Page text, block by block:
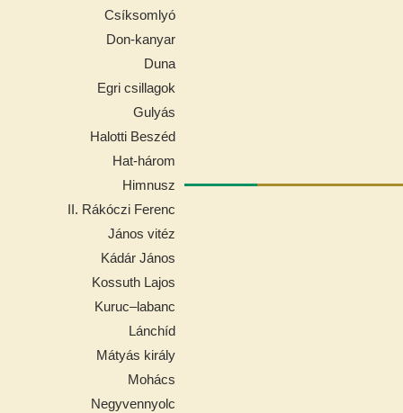
Csíksomlyó
Don-kanyar
Duna
Egri csillagok
Gulyás
Halotti Beszéd
Hat-három
Himnusz
II. Rákóczi Ferenc
János vitéz
Kádár János
Kossuth Lajos
Kuruc–labanc
Lánchíd
Mátyás király
Mohács
Negyvennyolc